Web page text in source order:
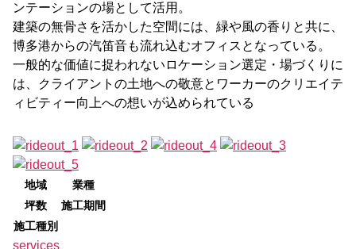
ンテーションの場として活用。
建築の無骨さを活かした空間には、緑や風の香りと共に、
博多港からの汽笛音も流れ込むオフィスとなっている。
一般的な価値に捉われないロケーション選定・場づくりに
は、クライアントの土地への敬意とワーカーのクリエイテ
ィビティー向上への想いが込められている
地域
業種
坪数
施工期間
施工種別
services